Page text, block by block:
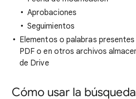
Aprobaciones
Seguimientos
Elementos o palabras
PDF o en otros archivos
de Drive
Cómo usar la